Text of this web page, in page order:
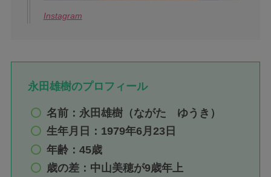
Instagram
永田雄樹のプロフィール
名前：永田雄樹（ながた ゆうき）
生年月日：1979年6月23日
年齢：45歳
歳の差：中山美穂が9歳年上